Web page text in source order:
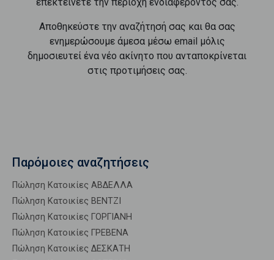
Αποθηκεύστε την αναζήτησή σας και θα σας
ενημερώσουμε άμεσα μέσω email μόλις
δημοσιευτεί ένα νέο ακίνητο που ανταποκρίνεται
στις προτιμήσεις σας.
Παρόμοιες αναζητήσεις
Πώληση Κατοικίες ΑΒΔΕΛΛΑ
Πώληση Κατοικίες ΒΕΝΤΖΙ
Πώληση Κατοικίες ΓΟΡΓΙΑΝΗ
Πώληση Κατοικίες ΓΡΕΒΕΝΑ
Πώληση Κατοικίες ΔΕΣΚΑΤΗ